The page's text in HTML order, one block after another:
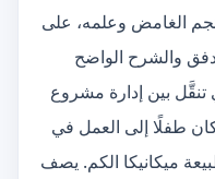
الغامض وعلمه، على
والشرح الواضح
تنقَّل بين إدارة مشروع
طفلًا إلى العمل في
ميكانيكا الكم. يصف